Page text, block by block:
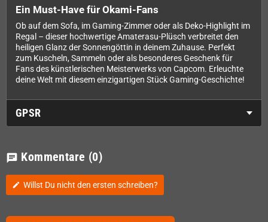
Ein Must-Have für Okami-Fans
Ob auf dem Sofa, im Gaming-Zimmer oder als Deko-Highlight im
Regal – dieser hochwertige Amaterasu-Plüsch verbreitet den
heiligen Glanz der Sonnengöttin in deinem Zuhause. Perfekt
zum Kuscheln, Sammeln oder als besonderes Geschenk für
Fans des künstlerischen Meisterwerks von Capcom. Erleuchte
deine Welt mit diesem einzigartigen Stück Gaming-Geschichte!
GPSR
chat Kommentare (0)
edit Willst Du nicht den ersten schreiben?